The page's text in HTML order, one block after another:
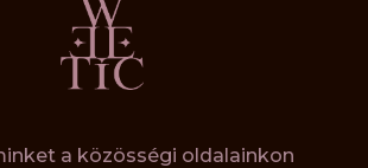
a közösségi oldalainkon